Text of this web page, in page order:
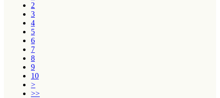
2
3
4
5
6
7
8
9
10
>
>>